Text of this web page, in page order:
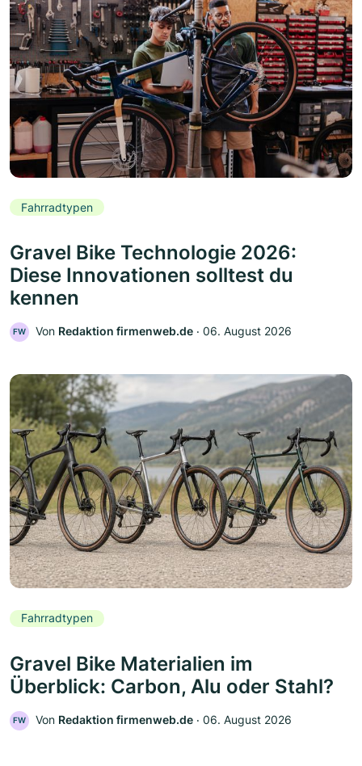
Fahrradtypen
Gravel Bike Technologie 2026:
Diese Innovationen solltest du
kennen
FW Von Redaktion firmenweb.de ‧ 06. August 2026
Fahrradtypen
Gravel Bike Materialien im
Überblick: Carbon, Alu oder Stahl?
FW Von Redaktion firmenweb.de ‧ 06. August 2026